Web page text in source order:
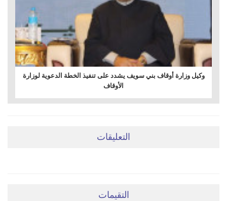
وكيل وزارة أوقاف بني سويف يشدد على تنفيذ الخطة الدعوية لوزارة
الأوقاف
التعليقات
التقيمات